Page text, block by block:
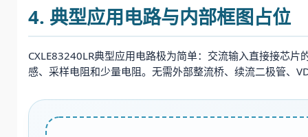
4. 典型应用电路与内部框图占位
CXLE83240LR典型应用电路极为简单：交流输入直接接芯
感、采样电阻和少量电阻。无需外部整流桥、续流二极管、